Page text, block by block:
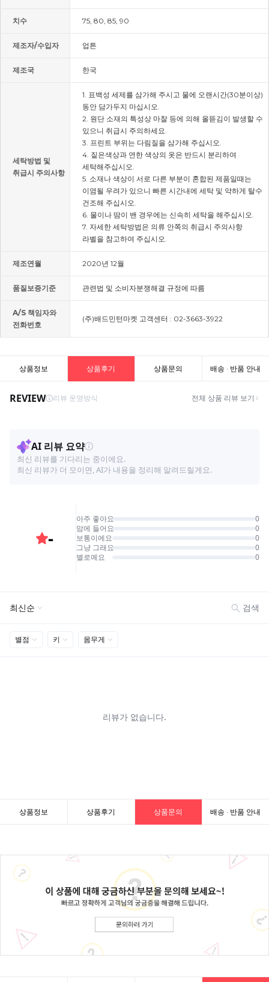
치수 75, 80, 85, 90
제조자/수입자 업튼
제조국 한국
세탁방법 및
취급시 주의사항
1. 표백성 세제를 삼가해 주시고 물에 오랜시간(30분이상)
동안 담가두지 마십시오.
2. 원단 소재의 특성상 마찰 등에 의해 올뜯김이 발생할 수
있으니 취급시 주의하세요.
3. 프린트 부위는 다림질을 삼가해 주십시오.
4. 짙은색상과 연한 색상의 옷은 반드시 분리하여
세탁해주십시오.
5. 소재나 색상이 서로 다른 부분이 혼합된 제품일때는
이염될 우려가 있으니 빠른 시간내에 세탁 및 약하게 탈수
건조해 주십시오.
6. 물이나 땀이 밴 경우에는 신속히 세탁을 해주십시오.
7. 자세한 세탁방법은 의류 안쪽의 취급시 주의사항
라벨을 참고하여 주십시오.
제조연월 2020년 12월
품질보증기준 관련법 및 소비자분쟁해결 규정에 따름
A/S 책임자와
전화번호
(주)배드민턴마켓 고객센터 : 02-3663-3922
상품정보 상품후기 상품문의 배송 · 반품 안내
상품정보 상품후기 상품문의 배송 · 반품 안내